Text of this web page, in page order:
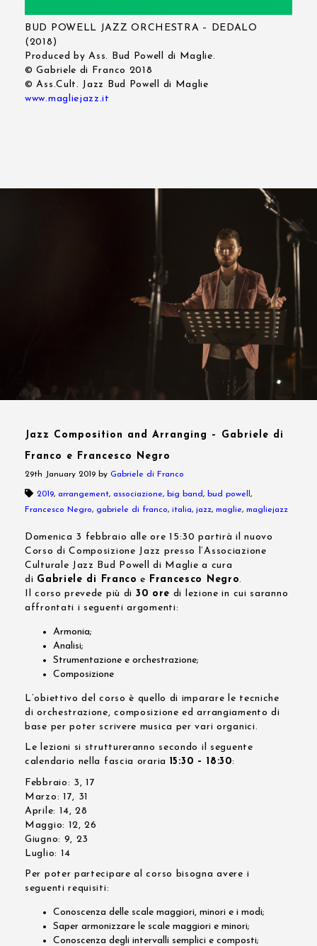
BUD POWELL JAZZ ORCHESTRA – DEDALO
(2018)
Produced by Ass. Bud Powell di Maglie.
© Gabriele di Franco 2018
© Ass.Cult. Jazz Bud Powell di Maglie
www.magliejazz.it
Jazz Composition and Arranging – Gabriele di
Franco e Francesco Negro
29th January 2019 by Gabriele di Franco
2019, arrangement, associazione, big band, bud powell ,
Francesco Negro, gabriele di franco, italia, jazz, maglie, magliejazz
Domenica 3 febbraio alle ore 15:30 partirà il nuovo
Corso di Composizione Jazz presso l’Associazione
Culturale Jazz Bud Powell di Maglie a cura
di Gabriele di Franco e Francesco Negro.
Il corso prevede più di 30 ore di lezione in cui saranno
affrontati i seguenti argomenti:
Armonia;
Analisi;
Strumentazione e orchestrazione;
Composizione
L’obiettivo del corso è quello di imparare le tecniche
di orchestrazione, composizione ed arrangiamento di
base per poter scrivere musica per vari organici.
Le lezioni si struttureranno secondo il seguente
calendario nella fascia oraria 15:30 – 18:30:
Febbraio: 3, 17
Marzo: 17, 31
Aprile: 14, 28
Maggio: 12, 26
Giugno: 9, 23
Luglio: 14
Per poter partecipare al corso bisogna avere i
seguenti requisiti:
Conoscenza delle scale maggiori, minori e i modi;
Saper armonizzare le scale maggiori e minori;
Conoscenza degli intervalli semplici e composti;